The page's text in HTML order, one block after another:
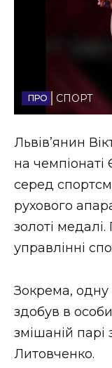
Стиль життя
Втрачений
Втрачений
НОВИНИ
СПОРТ
Львів’янин
на чемпіонаті
серед
рухового
золоті
управлінні
Зокрема, одну
здобув в
змішаній
Литовченко.